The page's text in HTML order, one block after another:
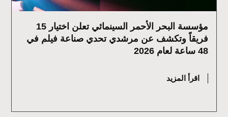
مؤسسة البحر الأحمر السينمائي تعلن اختيار 15
فريقاً وتكشف عن مرشدي تحدي صناعة فيلم في
48 ساعة لعام 2026
اقرأ المزيد